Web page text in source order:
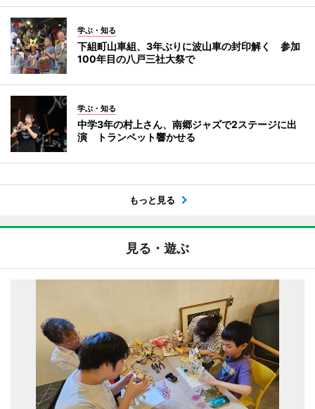
学ぶ・知る
下組町山車組、3年ぶりに波山車の封印解く 参加
100年目の八戸三社大祭で
学ぶ・知る
中学3年の村上さん、南郷ジャズで2ステージに出
演 トランペット響かせる
もっと見る
見る・遊ぶ